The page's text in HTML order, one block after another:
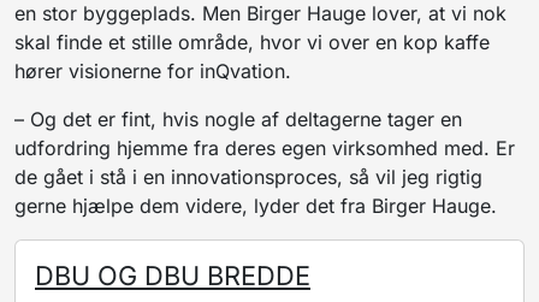
en stor byggeplads. Men Birger Hauge lover, at vi nok
skal finde et stille område, hvor vi over en kop kaffe
hører visionerne for inQvation.
– Og det er fint, hvis nogle af deltagerne tager en
udfordring hjemme fra deres egen virksomhed med. Er
de gået i stå i en innovationsproces, så vil jeg rigtig
gerne hjælpe dem videre, lyder det fra Birger Hauge.
DBU OG DBU BREDDE